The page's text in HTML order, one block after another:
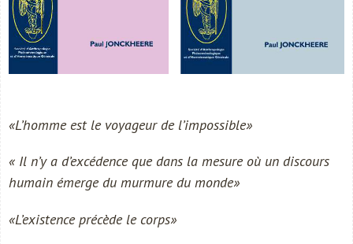
«L’homme est le voyageur de l’impossible»
« Il n’y a d’excédence que dans la mesure où un discours
humain émerge du murmure du monde»
«L’existence précède le corps»